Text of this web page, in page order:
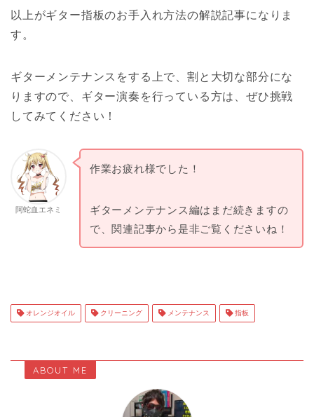
以上がギター指板のお手入れ方法の解説記事になりま
す。
ギターメンテナンスをする上で、割と大切な部分にな
りますので、ギター演奏を行っている方は、ぜひ挑戦
してみてください！
阿蛇血エネミ
作業お疲れ様でした！
ギターメンテナンス編はまだ続きますの
で、関連記事から是非ご覧くださいね！
オレンジオイル クリーニング メンテナンス 指板
ABOUT ME